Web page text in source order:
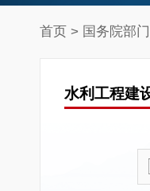
首页 > 国务院部
水利工程建